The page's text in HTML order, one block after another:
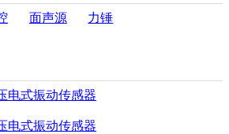
面声源 力锤
电式振动传感器
电式振动传感器